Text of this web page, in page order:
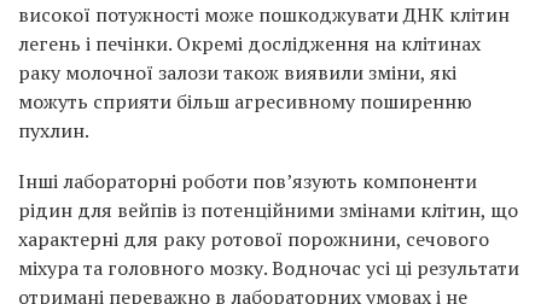
високої потужності може пошкоджувати ДНК клітин
легень і печінки. Окремі дослідження на клітинах
раку молочної залози також виявили зміни, які
можуть сприяти більш агресивному поширенню
пухлин.
Інші лабораторні роботи пов’язують компоненти
рідин для вейпів із потенційними змінами клітин, що
характерні для раку ротової порожнини, сечового
міхура та головного мозку. Водночас усі ці результати
отримані переважно в лабораторних умовах і не